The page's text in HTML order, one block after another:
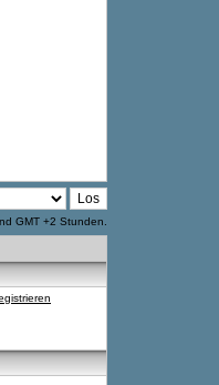
GMT +2 Stunden.